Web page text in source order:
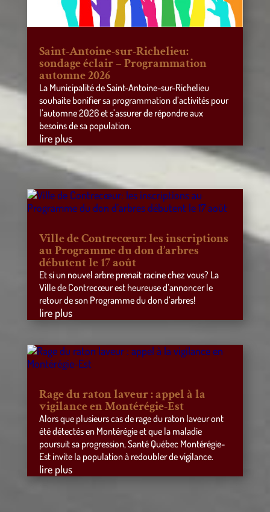
Saint-Antoine-sur-Richelieu:
sondage éclair – Programmation
automne 2026
La Municipalité de Saint-Antoine-sur-Richelieu
souhaite bonifier sa programmation d’activités pour
l’automne 2026 et s’assurer de répondre aux
besoins de sa population.
lire plus
Ville de Contrecœur: les inscriptions
au Programme du don d’arbres
débutent le 17 août
Et si un nouvel arbre prenait racine chez vous? La
Ville de Contrecœur est heureuse d’annoncer le
retour de son Programme du don d’arbres!
lire plus
Rage du raton laveur : appel à la
vigilance en Montérégie-Est
Alors que plusieurs cas de rage du raton laveur ont
été détectés en Montérégie et que la maladie
poursuit sa progression, Santé Québec Montérégie-
Est invite la population à redoubler de vigilance.
lire plus